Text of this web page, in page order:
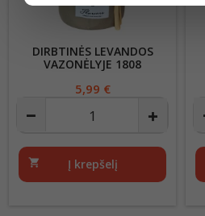
DIRBTINĖS LEVANDOS
VAZONĖLYJE 1808
Kaina
5,99 €
shopping_cart Į krepšelį